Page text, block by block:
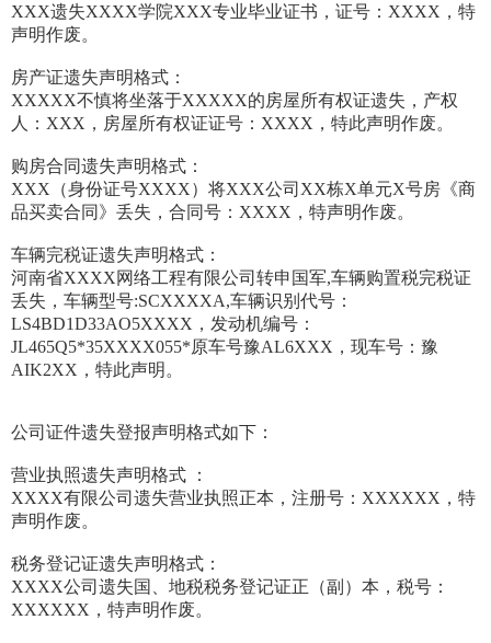
XXX遗失XXXX学院XXX专业毕业证书，证号：XXXX，特
声明作废。
房产证遗失声明格式：
XXXXX不慎将坐落于XXXXX的房屋所有权证遗失，产权
人：XXX，房屋所有权证证号：XXXX，特此声明作废。
购房合同遗失声明格式：
XXX（身份证号XXXX）将XXX公司XX栋X单元X号房《商
品买卖合同》丢失，合同号：XXXX，特声明作废。
车辆完税证遗失声明格式：
河南省XXXX网络工程有限公司转申国军,车辆购置税完税证
丢失，车辆型号:SCXXXXA,车辆识别代号：
LS4BD1D33AO5XXXX，发动机编号：
JL465Q5*35XXXX055*原车号豫AL6XXX，现车号：豫
AIK2XX，特此声明。
公司证件遗失登报声明格式如下：
营业执照遗失声明格式 ：
XXXX有限公司遗失营业执照正本，注册号：XXXXXX，特
声明作废。
税务登记证遗失声明格式：
XXXX公司遗失国、地税税务登记证正（副）本，税号：
XXXXXX，特声明作废。